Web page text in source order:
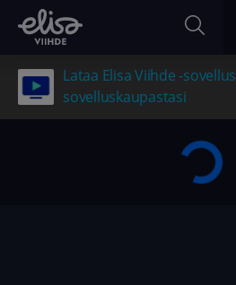
Lataa Elisa Viihde -sovellus
sovelluskaupastasi